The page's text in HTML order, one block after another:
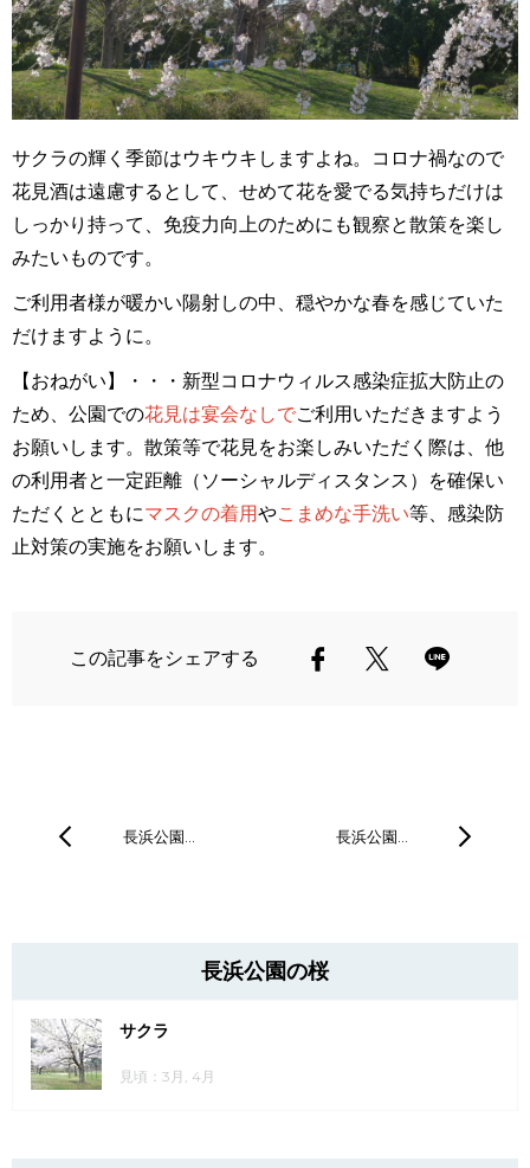
サクラの輝く季節はウキウキしますよね。コロナ禍なので
花見酒は遠慮するとして、せめて花を愛でる気持ちだけは
しっかり持って、免疫力向上のためにも観察と散策を楽し
みたいものです。
ご利用者様が暖かい陽射しの中、穏やかな春を感じていた
だけますように。
【おねがい】・・・新型コロナウィルス感染症拡大防止の
ため、公園での花見は宴会なしでご利用いただきますよう
お願いします。散策等で花見をお楽しみいただく際は、他
の利用者と一定距離（ソーシャルディスタンス）を確保い
ただくとともにマスクの着用やこまめな手洗い等、感染防
止対策の実施をお願いします。
この記事をシェアする
長浜公園… 長浜公園…
長浜公園の桜
サクラ
見頃：3月, 4月